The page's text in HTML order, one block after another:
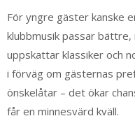
För yngre gäster kanske
klubbmusik passar
uppskattar klassiker och
i förväg om gästernas
önskelåtar – det ökar
får en minnesvärd kväll.